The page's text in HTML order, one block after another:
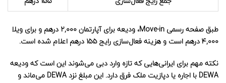
طبق صفحه رسمی Move-in، ودیعه برای آپارتمان ۲,۰۰۰ درهم و برای ویلا
۴,۰۰۰ درهم است و هزینه فعال‌سازی رایج ۱۵۵ درهم اعلام شده است.
نکته مهم برای ایرانی‌هایی که تازه وارد دبی می‌شوند این است که ودیعه
DEWA با اجاره یا دپازیت ملک فرق دارد. این مبلغ نزد DEWA می‌ماند و